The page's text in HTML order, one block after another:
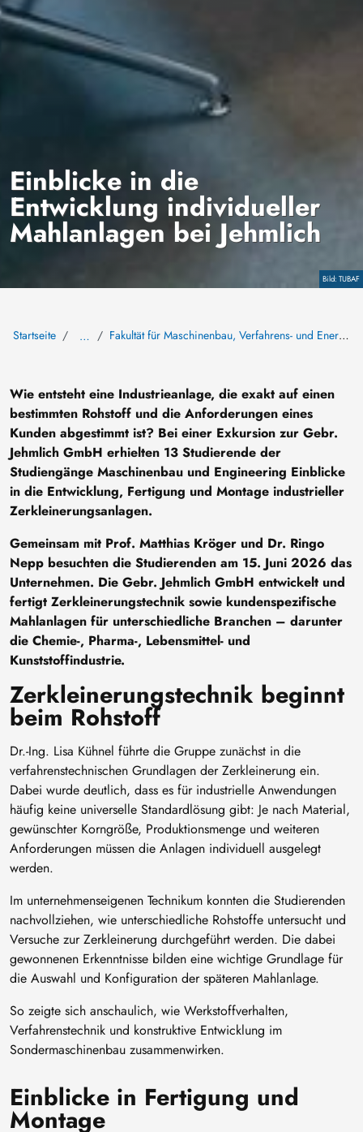
Copyright
TUBAF
Einblicke in die
Entwicklung individueller
Mahlanlagen bei Jehmlich
Startseite … Fakultät für Maschinenbau, Verfahrens- und Energietechnik
Wie entsteht eine Industrieanlage, die exakt auf einen
bestimmten Rohstoff und die Anforderungen eines
Kunden abgestimmt ist? Bei einer Exkursion zur Gebr.
Jehmlich GmbH erhielten 13 Studierende der
Studiengänge Maschinenbau und Engineering Einblicke
in die Entwicklung, Fertigung und Montage industrieller
Zerkleinerungsanlagen.
Gemeinsam mit Prof. Matthias Kröger und Dr. Ringo
Nepp besuchten die Studierenden am 15. Juni 2026 das
Unternehmen. Die Gebr. Jehmlich GmbH entwickelt und
fertigt Zerkleinerungstechnik sowie kundenspezifische
Mahlanlagen für unterschiedliche Branchen – darunter
die Chemie-, Pharma-, Lebensmittel- und
Kunststoffindustrie.
Zerkleinerungstechnik beginnt
beim Rohstoff
Dr.-Ing. Lisa Kühnel führte die Gruppe zunächst in die
verfahrenstechnischen Grundlagen der Zerkleinerung ein.
Dabei wurde deutlich, dass es für industrielle Anwendungen
häufig keine universelle Standardlösung gibt: Je nach Material,
gewünschter Korngröße, Produktionsmenge und weiteren
Anforderungen müssen die Anlagen individuell ausgelegt
werden.
Im unternehmenseigenen Technikum konnten die Studierenden
nachvollziehen, wie unterschiedliche Rohstoffe untersucht und
Versuche zur Zerkleinerung durchgeführt werden. Die dabei
gewonnenen Erkenntnisse bilden eine wichtige Grundlage für
die Auswahl und Konfiguration der späteren Mahlanlage.
So zeigte sich anschaulich, wie Werkstoffverhalten,
Verfahrenstechnik und konstruktive Entwicklung im
Sondermaschinenbau zusammenwirken.
Einblicke in Fertigung und
Montage